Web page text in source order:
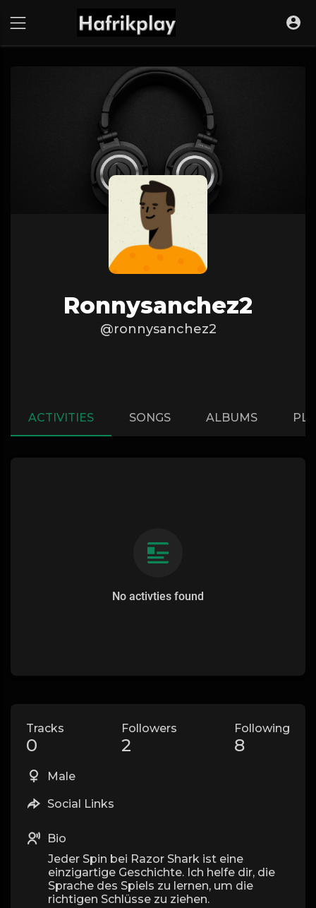
Ronnysanchez2
@ronnysanchez2
ACTIVITIES SONGS ALBUMS
No activties found
Tracks
0
Followers
2
Following
8
Male
Social Links
Bio
Jeder Spin bei Razor Shark ist eine
einzigartige Geschichte. Ich helfe dir, die
Sprache des Spiels zu lernen, um die
richtigen Schlüsse zu ziehen.